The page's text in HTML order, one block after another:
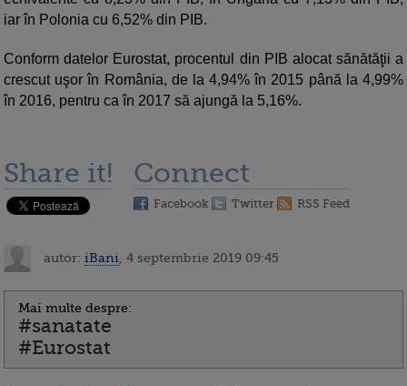
iar în Polonia cu 6,52% din PIB.
Conform datelor Eurostat, procentul din PIB alocat sănătăţii a
crescut uşor în România, de la 4,94% în 2015 până la 4,99%
în 2016, pentru ca în 2017 să ajungă la 5,16%.
Share it! Connect
Facebook Twitter RSS Feed
autor: iBani , 4 septembrie 2019 09:45
Mai multe despre:
#sanatate
#Eurostat